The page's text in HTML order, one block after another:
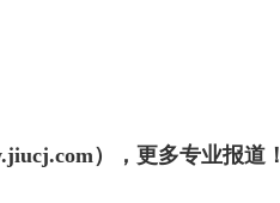
），更多专业报道！